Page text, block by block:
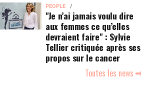
PEOPLE
"Je n’ai jamais voulu dire
aux femmes ce qu’elles
devraient faire" : Sylvie
Tellier critiquée après ses
propos sur le cancer
Toutes les news